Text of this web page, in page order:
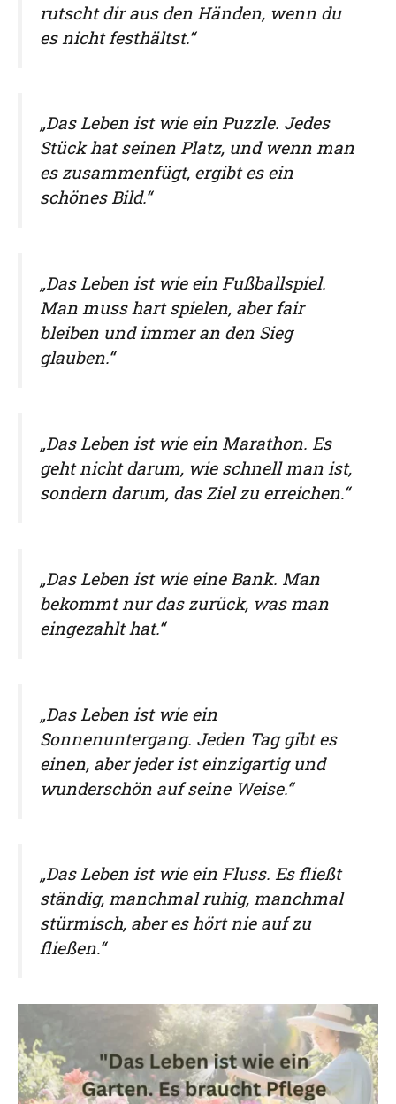
rutscht dir aus den Händen, wenn du
es nicht festhältst.“
„Das Leben ist wie ein Puzzle. Jedes
Stück hat seinen Platz, und wenn man
es zusammenfügt, ergibt es ein
schönes Bild.“
„Das Leben ist wie ein Fußballspiel.
Man muss hart spielen, aber fair
bleiben und immer an den Sieg
glauben.“
„Das Leben ist wie ein Marathon. Es
geht nicht darum, wie schnell man ist,
sondern darum, das Ziel zu erreichen.“
„Das Leben ist wie eine Bank. Man
bekommt nur das zurück, was man
eingezahlt hat.“
„Das Leben ist wie ein
Sonnenuntergang. Jeden Tag gibt es
einen, aber jeder ist einzigartig und
wunderschön auf seine Weise.“
„Das Leben ist wie ein Fluss. Es fließt
ständig, manchmal ruhig, manchmal
stürmisch, aber es hört nie auf zu
fließen.“